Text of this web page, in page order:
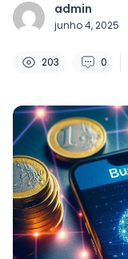
admin
junho 4, 2025
203 0